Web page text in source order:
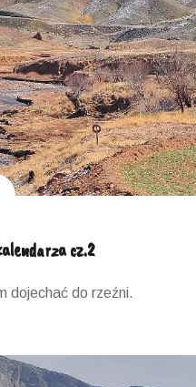
cz.2
dojechać do rzeźni.